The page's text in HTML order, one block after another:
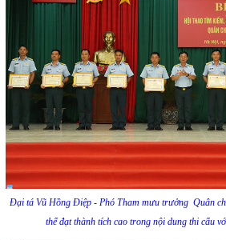
Đại tá Vũ Hồng Điệp - Phó Tham mưu trưởng Quân
thể đạt thành tích cao trong nội dung thi cẩu